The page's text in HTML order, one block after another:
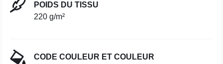
POIDS DU TISSU
220 g/m²
CODE COULEUR ET COULEUR